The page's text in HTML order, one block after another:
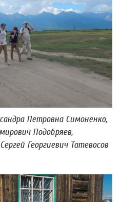
Петровна Симоненко,
Подобряев,
Георгиевич Татевосов